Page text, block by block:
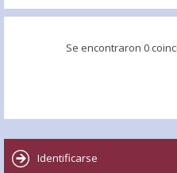
Se encontraron 0
Identificarse